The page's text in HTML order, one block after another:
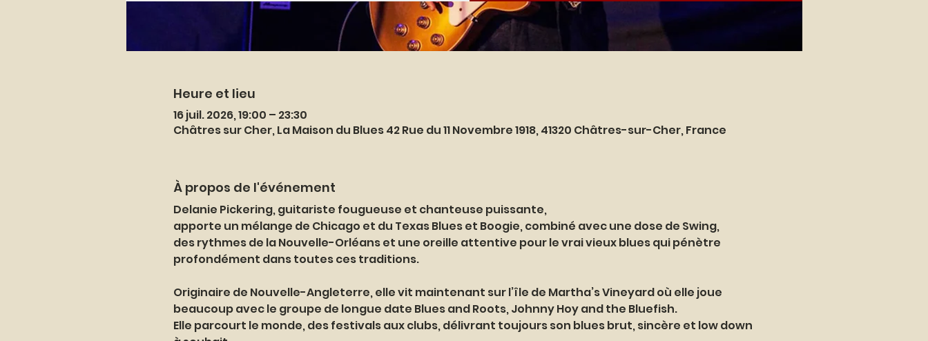
Heure et lieu
16 juil. 2026, 19:00 – 23:30
Châtres sur Cher, La Maison du Blues 42 Rue du 11 Novembre 1918, 41320 Châtres-sur-Cher, France
À propos de l'événement
Delanie Pickering, guitariste fougueuse et chanteuse puissante,
apporte un mélange de Chicago et du Texas Blues et Boogie, combiné avec une dose de Swing,
des rythmes de la Nouvelle-Orléans et une oreille attentive pour le vrai vieux blues qui pénètre
profondément dans toutes ces traditions.
Originaire de Nouvelle-Angleterre, elle vit maintenant sur l’île de Martha’s Vineyard où elle joue
beaucoup avec le groupe de longue date Blues and Roots, Johnny Hoy and the Bluefish.
Elle parcourt le monde, des festivals aux clubs, délivrant toujours son blues brut, sincère et low down